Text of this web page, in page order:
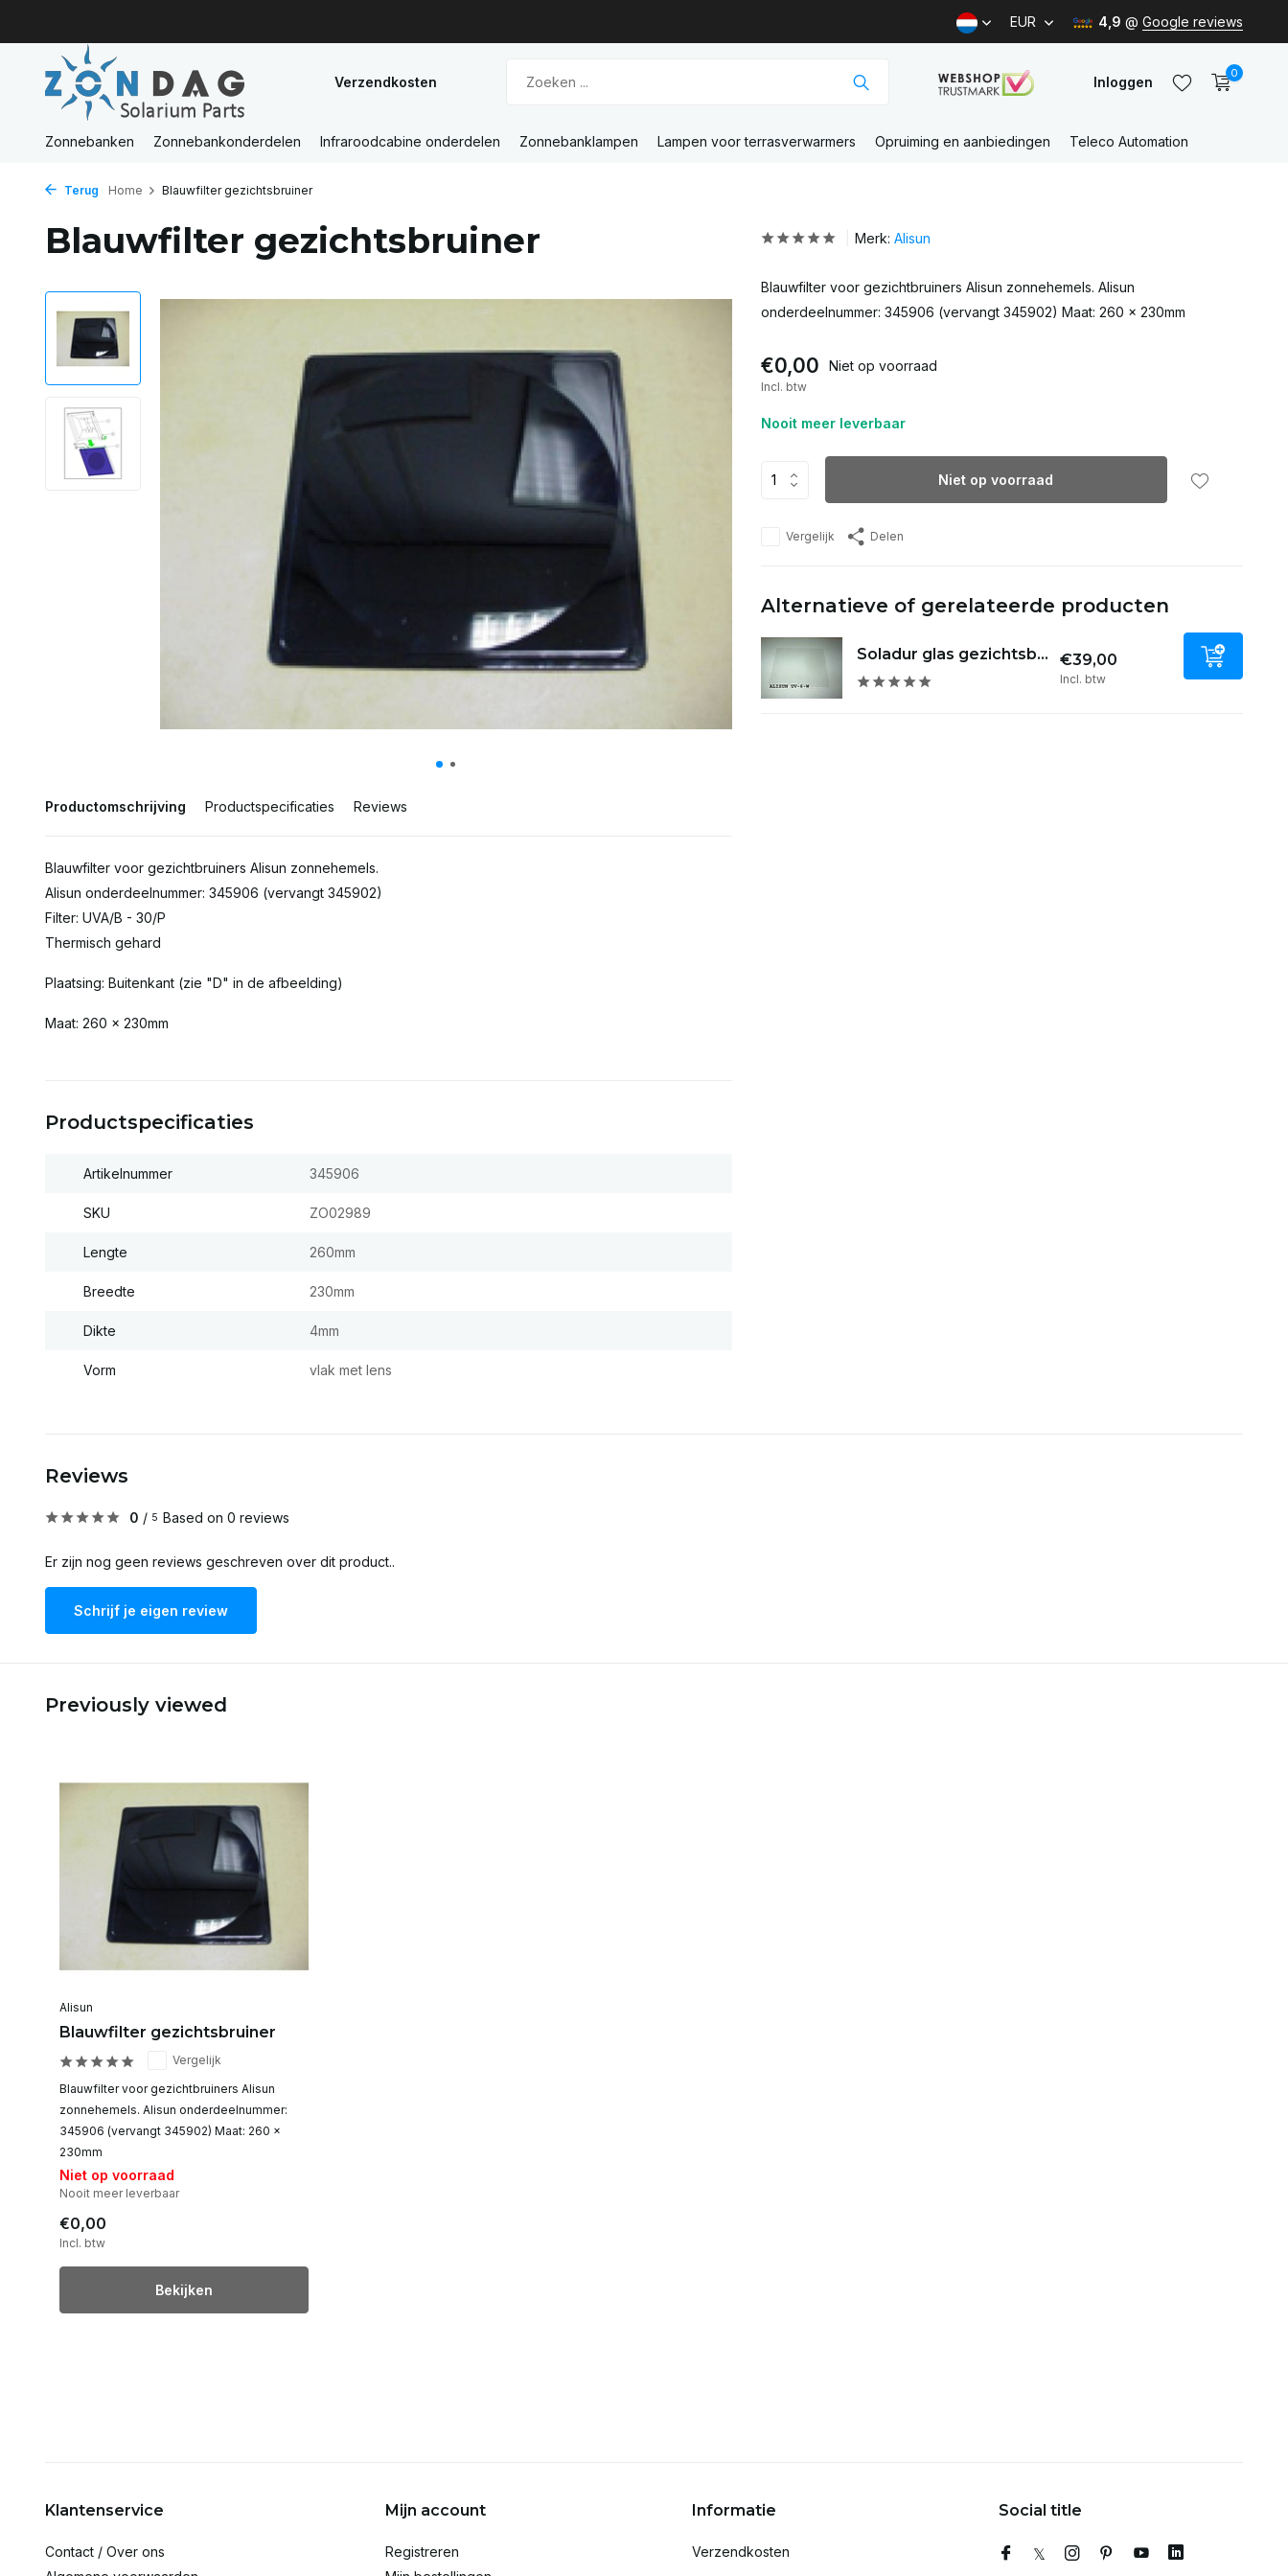
EUR 4,9 @ Google reviews
Verzendkosten Inloggen
0
Zonnebanken Zonnebankonderdelen Infraroodcabine onderdelen Zonnebanklampen Lampen voor terrasverwarmers Opruiming en aanbiedingen Teleco Automation
Terug Home Blauwfilter gezichtsbruiner
Blauwfilter gezichtsbruiner
Productomschrijving Productspecificaties Reviews
Blauwfilter voor gezichtbruiners Alisun zonnehemels.
Alisun onderdeelnummer: 345906 (vervangt 345902)
Filter: UVA/B - 30/P
Thermisch gehard
Plaatsing: Buitenkant (zie "D" in de afbeelding)
Maat: 260 x 230mm
Productspecificaties
Artikelnummer 345906
SKU ZO02989
Lengte 260mm
Breedte 230mm
Dikte 4mm
Vorm vlak met lens
Merk: Alisun
Blauwfilter voor gezichtbruiners Alisun zonnehemels. Alisun
onderdeelnummer: 345906 (vervangt 345902) Maat: 260 x 230mm
€0,00 Niet op voorraad
Incl. btw
Nooit meer leverbaar
Niet op voorraad
Vergelijk Delen
Alternatieve of gerelateerde producten
Soladur glas gezichtsb... €39,00
Incl. btw
Reviews
0 / 5 Based on 0 reviews
Er zijn nog geen reviews geschreven over dit product..
Schrijf je eigen review
Previously viewed
Alisun
Blauwfilter gezichtsbruiner
Vergelijk
Blauwfilter voor gezichtbruiners Alisun
zonnehemels. Alisun onderdeelnummer:
345906 (vervangt 345902) Maat: 260 x
230mm
Niet op voorraad
Nooit meer leverbaar
€0,00
Incl. btw
Bekijken
Klantenservice
Contact / Over ons
Mijn account
Registreren
Informatie
Verzendkosten
Social title